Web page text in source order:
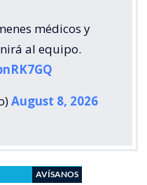
médicos y
al equipo.
August 8, 2026
AVÍSANOS